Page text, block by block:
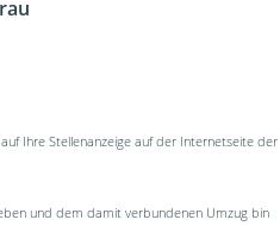
Ihre Stellenanzeige auf der Internetseite der
und dem damit verbundenen Umzug bin